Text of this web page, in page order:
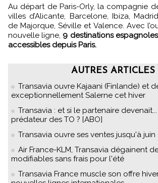
Au départ de Paris-Orly, la compagnie
villes d’Alicante, Barcelone, Ibiza,
de Majorque, Séville et Valence. Avec
nouvelle ligne, 9 destinations
accessibles depuis Paris.
AUTRES ARTICLES
Transavia ouvre Kajaani (Finlande) et
exceptionnellement Salerne cet hiver
Transavia : et si le partenaire
prédateur des TO ? [ABO]
Transavia ouvre ses ventes jusqu'à juin
Air France-KLM, Transavia dégainent
modifiables sans frais pour l'été
Transavia France muscle son offre